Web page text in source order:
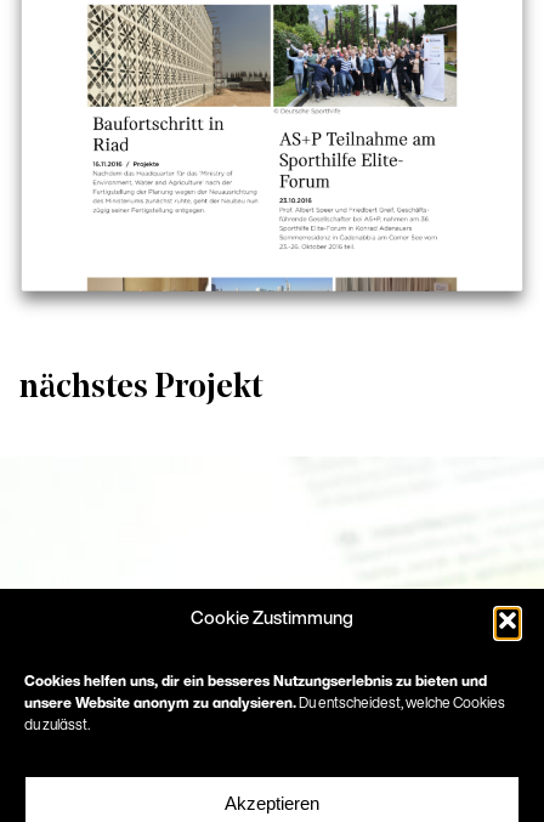
Cookie Zustimmung
Cookies helfen uns, dir ein besseres Nutzungserlebnis zu bieten und
unsere Website anonym zu analysieren. Du entscheidest, welche Cookies
du zulässt.
Akzeptieren
nächstes Projekt